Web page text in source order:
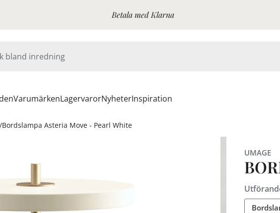
Betala med Klarna
VarumärkenLagervarorNyheterInspiration
Bordslampa Asteria Move - Pearl White
UMAGE